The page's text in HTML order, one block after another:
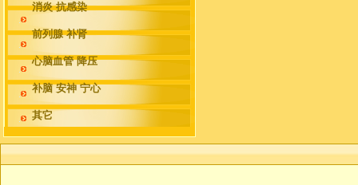
消炎 抗感染
前列腺 补肾
心脑血管 降压
补脑 安神 宁心
其它